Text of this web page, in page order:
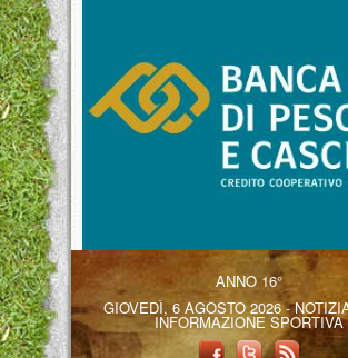
ANNO 16°
GIOVEDÌ, 6 AGOSTO 2026 -
INFORMAZIONE SPORTIVA